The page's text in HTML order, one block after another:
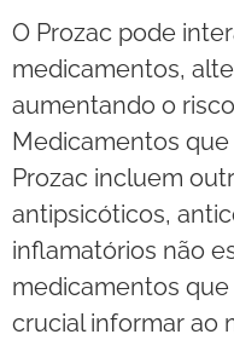
O Prozac pode
medicamentos,
aumentando o
Medicamentos
Prozac incluem
antipsicóticos,
inflamatórios não
medicamentos
crucial informar ao